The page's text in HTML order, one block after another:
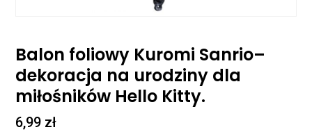
Balon foliowy Kuromi Sanrio–
dekoracja na urodziny dla
miłośników Hello Kitty.
6,99 zł